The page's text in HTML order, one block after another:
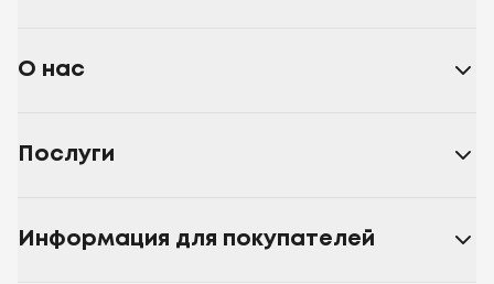
О нас
Послуги
Информация для покупателей